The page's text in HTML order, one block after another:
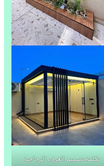
تكلفة تصميم الغرف الزجاجية